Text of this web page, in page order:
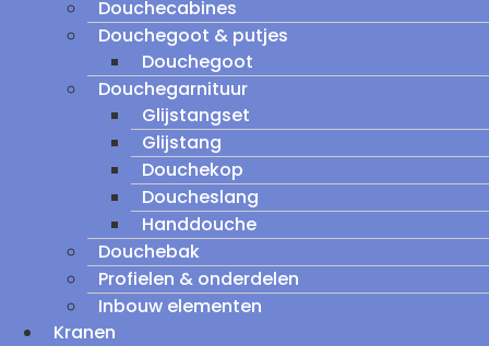
Douchecabines
Douchegoot & putjes
Douchegoot
Douchegarnituur
Glijstangset
Glijstang
Douchekop
Doucheslang
Handdouche
Douchebak
Profielen & onderdelen
Inbouw elementen
Kranen